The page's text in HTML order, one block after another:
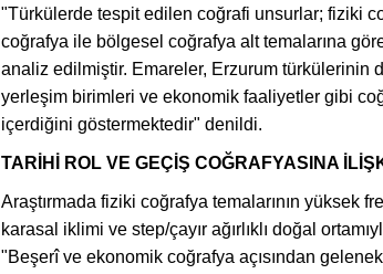
"Türkülerde tespit edilen coğrafi unsurlar; fiziki
coğrafya ile bölgesel coğrafya alt temalarına
analiz edilmiştir. Emareler, Erzurum türkülerinin
yerleşim birimleri ve ekonomik faaliyetler gibi
içerdiğini göstermektedir" denildi.
TARİHİ ROL VE GEÇİŞ COĞRAFYASINA
Araştırmada fiziki coğrafya temalarının yüksek
karasal iklimi ve step/çayır ağırlıklı doğal
"Beşerî ve ekonomik coğrafya açısından